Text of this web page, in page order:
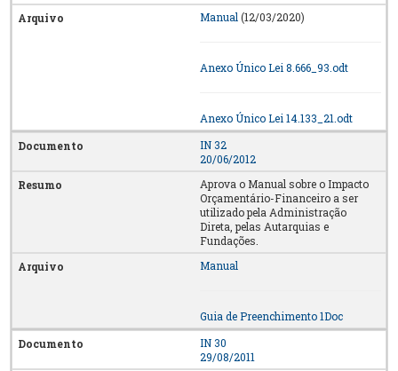
Manual (12/03/2020)
Anexo Único Lei 8.666_93.odt
Anexo Único Lei 14.133_21.odt
IN 32
20/06/2012
Aprova o Manual sobre o Impacto
Orçamentário-Financeiro a ser
utilizado pela Administração
Direta, pelas Autarquias e
Fundações.
Manual
Guia de Preenchimento 1Doc
IN 30
29/08/2011